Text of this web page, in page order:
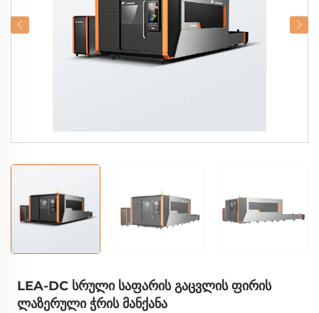
LEA-DC სრული საფარის გაცვლის ფირის
ლაზერული ჭრის მანქანა